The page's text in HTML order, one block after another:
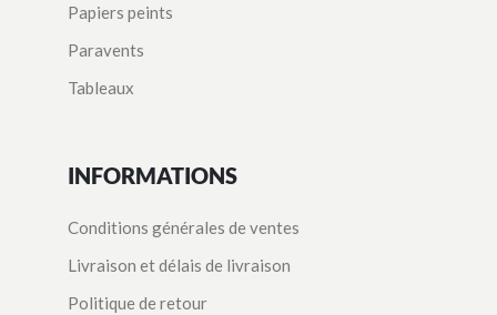
Papiers peints
Paravents
Tableaux
INFORMATIONS
Conditions générales de ventes
Livraison et délais de livraison
Politique de retour